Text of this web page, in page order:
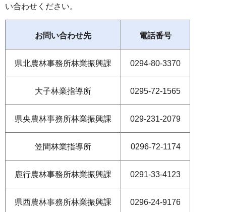
い合わせください。
お問い合わせ先 電話番号
県北農林事務所林業振興課 0294-80-3370
大子林業指導所 0295-72-1565
県央農林事務所林業振興課 029-231-2079
笠間林業指導所 0296-72-1174
鹿行農林事務所林業振興課 0291-33-4123
県西農林事務所林業振興課 0296-24-9176